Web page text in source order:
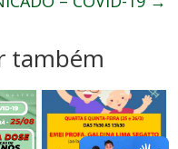
também